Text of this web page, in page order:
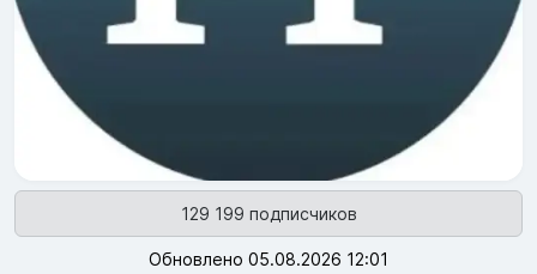
129 199 подписчиков
Обновлено 05.08.2026 12:01